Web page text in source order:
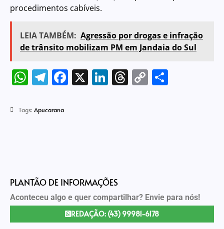
procedimentos cabíveis.
LEIA TAMBÉM: Agressão por drogas e infração
de trânsito mobilizam PM em Jandaia do Sul
WhatsApp
Telegram
Facebook
X LinkedIn
Threads
Copy
Tags: Apucarana
PLANTÃO DE INFORMAÇÕES
Aconteceu algo e quer compartilhar? Envie para nós!
REDAÇÃO: (43) 99981-6178